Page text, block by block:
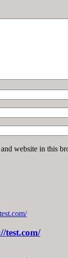
website in this
test.com/